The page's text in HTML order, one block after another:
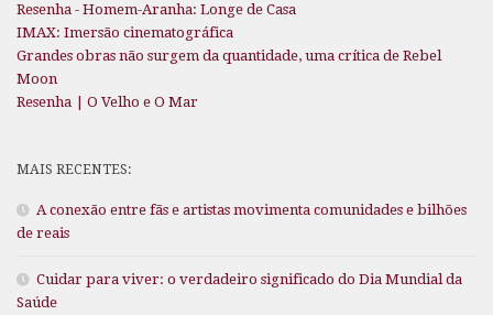
Resenha - Homem-Aranha: Longe de Casa
IMAX: Imersão cinematográfica
Grandes obras não surgem da quantidade, uma crítica de Rebel
Moon
Resenha | O Velho e O Mar
MAIS RECENTES:
A conexão entre fãs e artistas movimenta comunidades e bilhões
de reais
Cuidar para viver: o verdadeiro significado do Dia Mundial da
Saúde